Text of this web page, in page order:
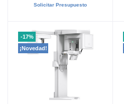
Solicitar Presupuesto
-17%
¡Novedad!